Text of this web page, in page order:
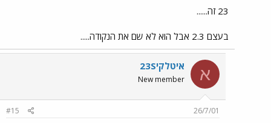
23 זה......
בעצם 2.3 אבל הוא לא שם את הנקודה.....
א איטלקי23S
New member
26/7/01
#15